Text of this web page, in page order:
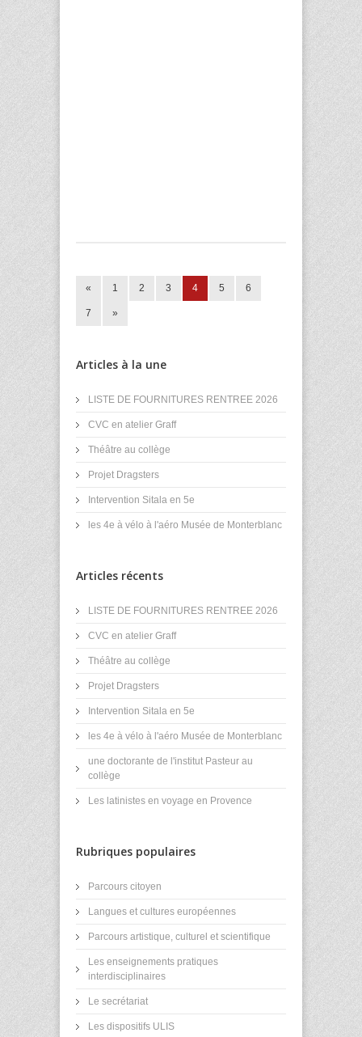
« 1 2 3 4 5 6
7 »
Articles à la une
LISTE DE FOURNITURES RENTREE 2026
CVC en atelier Graff
Théâtre au collège
Projet Dragsters
Intervention Sitala en 5e
les 4e à vélo à l'aéro Musée de Monterblanc
Articles récents
LISTE DE FOURNITURES RENTREE 2026
CVC en atelier Graff
Théâtre au collège
Projet Dragsters
Intervention Sitala en 5e
les 4e à vélo à l'aéro Musée de Monterblanc
une doctorante de l'institut Pasteur au
collège
Les latinistes en voyage en Provence
Rubriques populaires
Parcours citoyen
Langues et cultures européennes
Parcours artistique, culturel et scientifique
Les enseignements pratiques
interdisciplinaires
Le secrétariat
Les dispositifs ULIS